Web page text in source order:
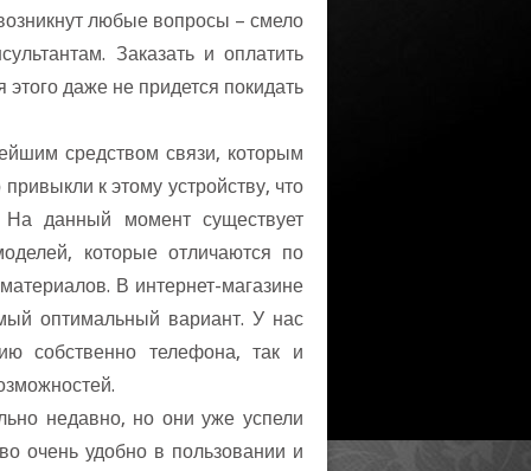
любые вопросы – смело
Заказать и оплатить
даже не придется покидать
средством связи, которым
к этому устройству, что
данный момент существует
которые отличаются по
В интернет-магазине
оптимальный вариант. У нас
собственно телефона, так и
недавно, но они уже успели
очень удобно в пользовании и